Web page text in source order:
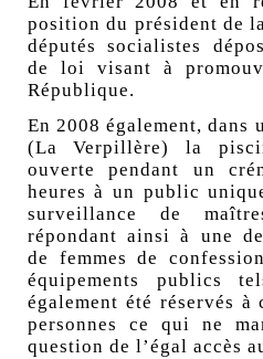
position du président de
députés socialistes
de loi visant à
République.
En 2008 également, dans
(La Verpillère) la
ouverte pendant un
heures à un public
surveillance de
répondant ainsi à une
de femmes de
équipements publics
également été réservés à
personnes ce qui ne
question de l’égal accès